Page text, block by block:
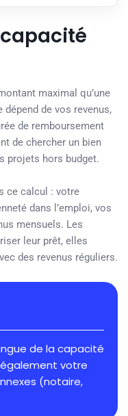
maximal qu’une
dépend de vos revenus,
de remboursement
de chercher un bien
projets hors budget.
ce calcul : votre
dans l’emploi, vos
mensuels. Les
leur prêt, elles
des revenus réguliers.
de la capacité
votre
(notaire,